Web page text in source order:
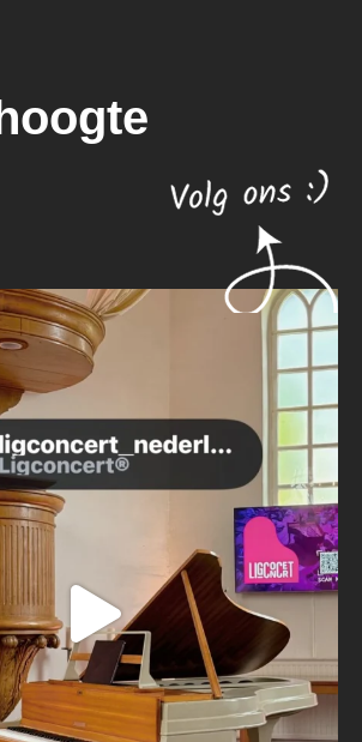
hoogte